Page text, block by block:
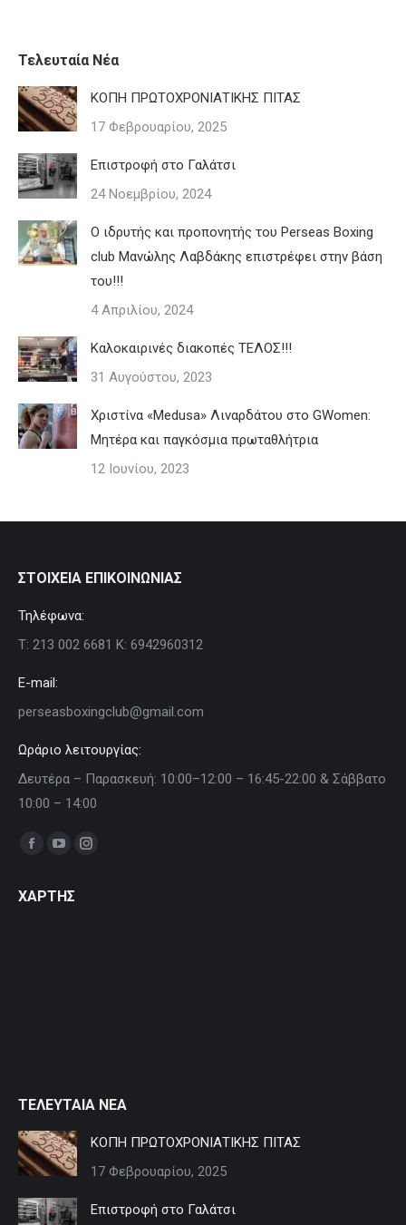
Τελευταία Νέα
ΚΟΠΗ ΠΡΩΤΟΧΡΟΝΙΑΤΙΚΗΣ ΠΙΤΑΣ
17 Φεβρουαρίου, 2025
Επιστροφή στο Γαλάτσι
24 Νοεμβρίου, 2024
Ο ιδρυτής και προπονητής του Perseas Boxing
club Μανώλης Λαβδάκης επιστρέφει στην βάση
του!!!
4 Απριλίου, 2024
Καλοκαιρινές διακοπές ΤΕΛΟΣ!!!
31 Αυγούστου, 2023
Χριστίνα «Medusa» Λιναρδάτου στο GWomen:
Μητέρα και παγκόσμια πρωταθλήτρια
12 Ιουνίου, 2023
ΣΤΟΙΧΕΙΑ ΕΠΙΚΟΙΝΩΝΙΑΣ
Τηλέφωνα:
Τ: 213 002 6681 Κ: 6942960312
E-mail:
perseasboxingclub@gmail.com
Ωράριο λειτουργίας:
Δευτέρα – Παρασκευή: 10:00–12:00 – 16:45-22:00 & Σάββατο
10:00 – 14:00
Find us on:
Facebook
opens
YouTube
opens
Instagram
ΧΑΡΤΗΣ
ΤΕΛΕΥΤΑΙΑ ΝΕΑ
ΚΟΠΗ ΠΡΩΤΟΧΡΟΝΙΑΤΙΚΗΣ ΠΙΤΑΣ
17 Φεβρουαρίου, 2025
Επιστροφή στο Γαλάτσι